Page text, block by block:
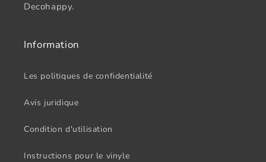
Decohappy.
Information
Les politiques de confidentialité
Avis juridique
Condition d'utilisation
Instructions pour le vinyle